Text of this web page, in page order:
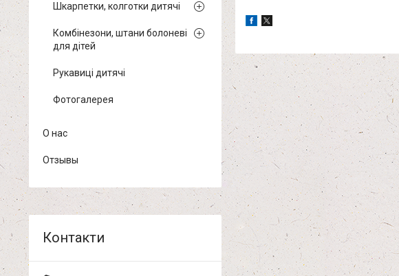
Шкарпетки, колготки дитячі
Комбінезони, штани болоневі
для дітей
Рукавиці дитячі
Фотогалерея
О нас
Отзывы